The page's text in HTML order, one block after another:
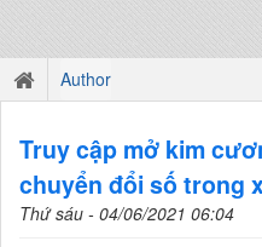
Author
Truy cập mở kim
chuyển đổi số trong
Thứ sáu - 04/06/2021 06:04